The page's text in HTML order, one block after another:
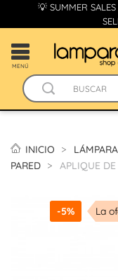
💡 SUMMER
MENÚ
INICIO
PARED
APLIQUE
-5% La